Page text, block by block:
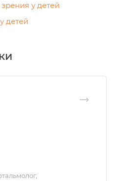
у детей
детей